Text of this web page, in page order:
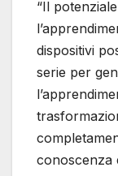
“Il
dispositivi
serie per
conoscenza